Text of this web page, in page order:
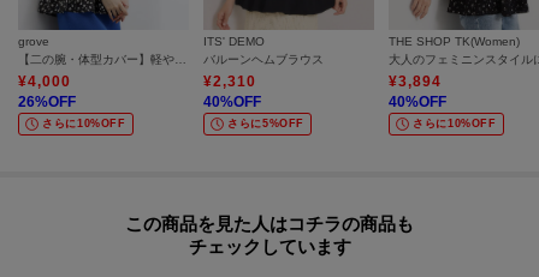
grove
¥4,000
26%OFF
さらに10%OFF
ITS' DEMO
バルーンヘムブラウス
¥2,310
40%OFF
さらに5%OFF
THE SHOP TK(Women)
¥3,894
40%OFF
さらに10%OFF
この商品を見た人はコチラの商品も
チェックしています